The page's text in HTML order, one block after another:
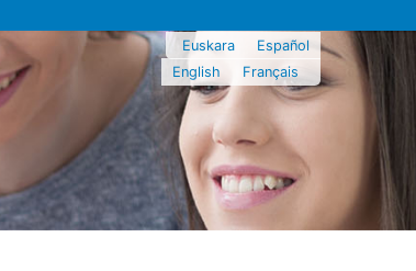
Euskara
Español
English
Français